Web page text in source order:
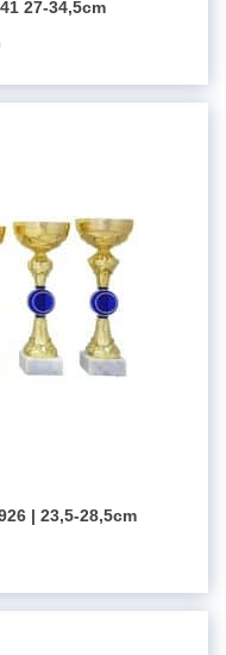
27-34,5cm
| 23,5-28,5cm